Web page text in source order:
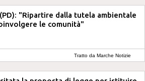
"Ripartire dalla tutela ambientale
le comunità"
Tratto da Marche Notizie